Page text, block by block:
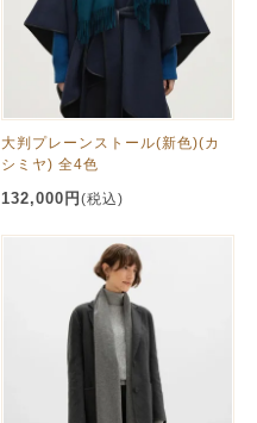
大判プレーンストール(新色)(カ
シミヤ) 全4色
132,000円 (税込)